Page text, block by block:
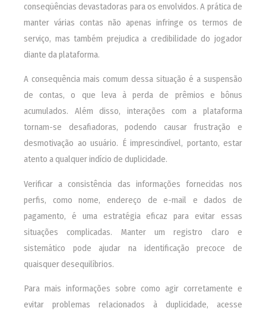
conseqüências devastadoras para os envolvidos. A prática de
manter várias contas não apenas infringe os termos de
serviço, mas também prejudica a credibilidade do jogador
diante da plataforma.
A consequência mais comum dessa situação é a suspensão
de contas, o que leva à perda de prêmios e bônus
acumulados. Além disso, interações com a plataforma
tornam-se desafiadoras, podendo causar frustração e
desmotivação ao usuário. É imprescindível, portanto, estar
atento a qualquer indício de duplicidade.
Verificar a consistência das informações fornecidas nos
perfis, como nome, endereço de e-mail e dados de
pagamento, é uma estratégia eficaz para evitar essas
situações complicadas. Manter um registro claro e
sistemático pode ajudar na identificação precoce de
quaisquer desequilíbrios.
Para mais informações sobre como agir corretamente e
evitar problemas relacionados à duplicidade, acesse